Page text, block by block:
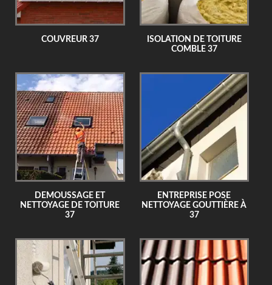
COUVREUR 37
ISOLATION DE TOITURE
COMBLE 37
DEMOUSSAGE ET
NETTOYAGE DE TOITURE
37
ENTREPRISE POSE
NETTOYAGE GOUTTIÈRE À
37